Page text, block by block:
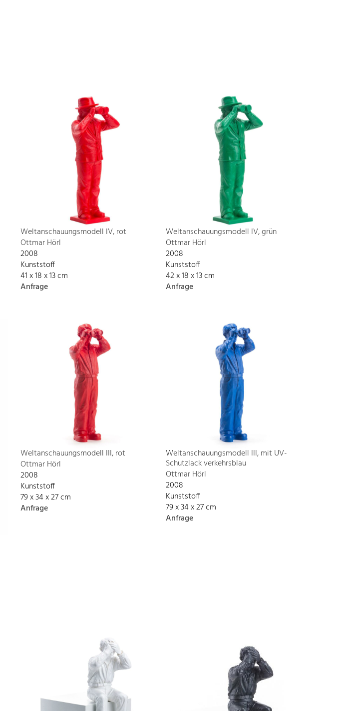
Weltanschauungsmodell IV, rot
Ottmar Hörl
2008
Kunststoff
41 x 18 x 13 cm
Anfrage
Weltanschauungsmodell IV, grün
Ottmar Hörl
2008
Kunststoff
42 x 18 x 13 cm
Anfrage
Weltanschauungsmodell III, rot
Ottmar Hörl
2008
Kunststoff
79 x 34 x 27 cm
Anfrage
Weltanschauungsmodell III, mit UV-
Schutzlack verkehrsblau
Ottmar Hörl
2008
Kunststoff
79 x 34 x 27 cm
Anfrage